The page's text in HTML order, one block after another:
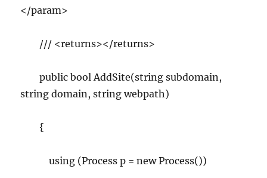
</param>
/// <returns></returns>
public bool AddSite(string subdomain,
string domain, string webpath)
{
using (Process p = new Process())